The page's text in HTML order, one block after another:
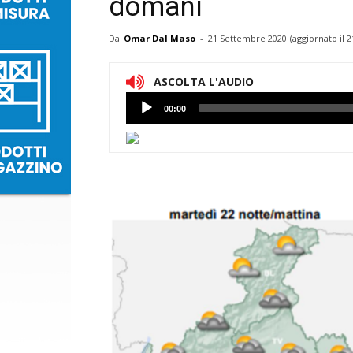
domani
Da Omar Dal Maso - 21 Settembre 2020 (aggiornato il
ASCOLTA L'AUDIO
Lettore
Audio
00:00